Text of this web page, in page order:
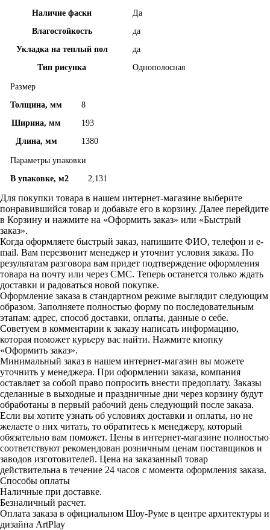
Наличие фаски
Да
Влагостойкость
да
Укладка на теплый пол
да
Тип рисунка
Однополосная
Размер
Толщина, мм
8
Ширина, мм
193
Длина, мм
1380
Параметры упаковки
В упаковке, м2
2,131
Для покупки товара в нашем интернет-магазине выберите
понравившийся товар и добавьте его в корзину. Далее перейдите
в Корзину и нажмите на «Оформить заказ» или «Быстрый
заказ».
Когда оформляете быстрый заказ, напишите ФИО, телефон и e-
mail. Вам перезвонит менеджер и уточнит условия заказа. По
результатам разговора вам придет подтверждение оформления
товара на почту или через СМС. Теперь останется только ждать
доставки и радоваться новой покупке.
Оформление заказа в стандартном режиме выглядит следующим
образом. Заполняете полностью форму по последовательным
этапам: адрес, способ доставки, оплаты, данные о себе.
Советуем в комментарии к заказу написать информацию,
которая поможет курьеру вас найти. Нажмите кнопку
«Оформить заказ».
Минимальный заказ в нашем интернет-магазин вы можете
уточнить у менеджера. При оформлении заказа, компания
оставляет за собой право попросить внести предоплату. Заказы
сделанные в выходные и праздничные дни через корзину будут
обработаны в первый рабочий день следующий после заказа.
Если вы хотите узнать об условиях доставки и оплаты, но не
желаете о них читать, то обратитесь к менеджеру, который
обязательно вам поможет. Цены в интернет-магазине полностью
соответствуют рекомендован розничным ценам поставщиков и
заводов изготовителей. Цена на заказанный товар
действительна в течение 24 часов с момента оформления заказа.
Способы оплаты
Наличные при доставке.
Безналичный расчет.
Оплата заказа в официальном Шоу-Руме в центре архитектуры и
дизайна ArtPlay